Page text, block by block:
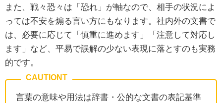
また、戦々恐々は「恐れ」が軸なので、相手の状況によ
っては不安を煽る言い方にもなります。社内外の文書で
は、必要に応じて「慎重に進めます」「注意して対応し
ます」など、平易で誤解の少ない表現に落とすのも実務
的です。
言葉の意味や用法は辞書・公的な文書の表記基準